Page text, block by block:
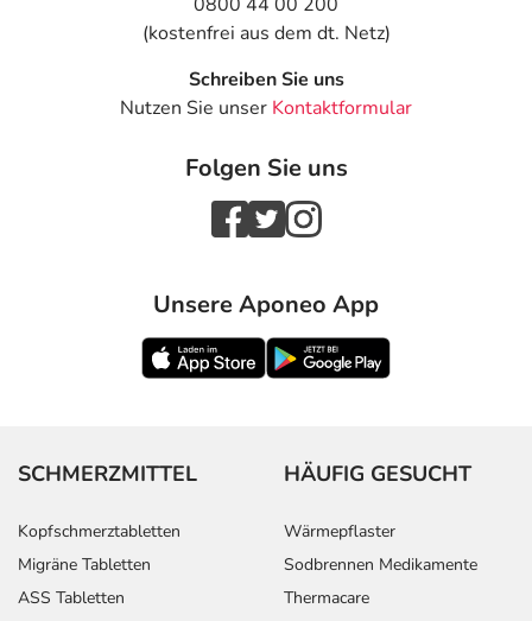
(kostenfrei aus dem dt. Netz)
Schreiben Sie uns
Nutzen Sie unser Kontaktformular
Folgen Sie uns
Unsere Aponeo App
SCHMERZMITTEL
Kopfschmerztabletten
Migräne Tabletten
ASS Tabletten
HÄUFIG GESUCHT
Wärmepflaster
Sodbrennen Medikamente
Thermacare